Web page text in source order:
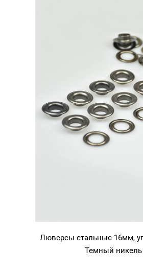
Люверсы стальные 16мм,
Темный никель